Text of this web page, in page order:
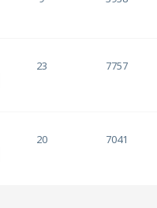
23 7757
20 7041